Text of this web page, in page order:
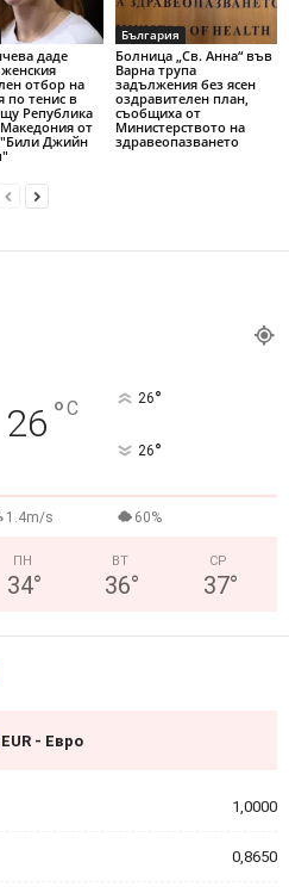
даде
отбор на
по тенис в
Република
от
Джийн
България
Болница „Св. Анна“ във
Варна трупа
задължения без ясен
оздравителен план,
съобщиха от
Министерството на
здравеопазването
26 °C 26°
26°
1.4m/s 60%
ПН
34°
ВТ
36°
СР
37°
EUR - Евро
1,0000
0,8650